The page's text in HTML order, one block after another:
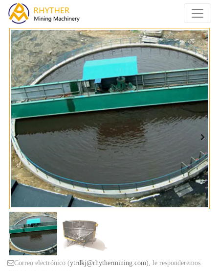
Correo electrónico (ytrdkj@rhythermining.com), le responderemos